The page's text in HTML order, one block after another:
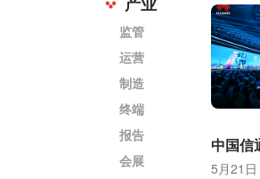
监管
运营
制造
终端
报告
会展
中国信
5月21